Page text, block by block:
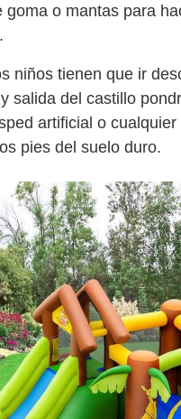
goma o mantas para
niños tienen que ir
salida del castillo
artificial o
pies del suelo duro.